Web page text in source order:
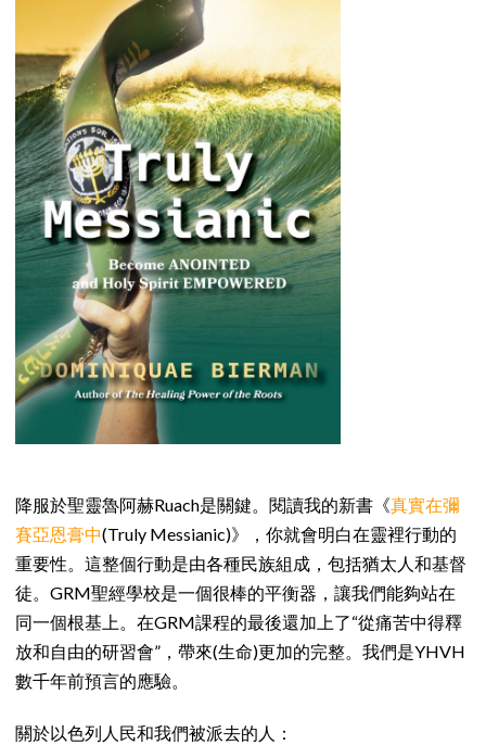
降服於聖靈魯阿赫Ruach是關鍵。閱讀我的新書《真實在彌
賽亞恩膏中(Truly Messianic)》，你就會明白在靈裡行動的
重要性。這整個行動是由各種民族組成，包括猶太人和基督
徒。GRM聖經學校是一個很棒的平衡器，讓我們能夠站在
同一個根基上。在GRM課程的最後還加上了“從痛苦中得釋
放和自由的研習會”，帶來(生命)更加的完整。我們是YHVH
數千年前預言的應驗。
關於以色列人民和我們被派去的人：